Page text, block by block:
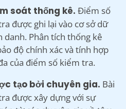
soát thống kê. Điểm số
được ghi lại vào cơ sở dữ
danh. Phân tích thống kê
độ chính xác và tính hợp
của điểm số kiểm tra.
tạo bởi chuyên gia. Bài
được xây dựng với sự